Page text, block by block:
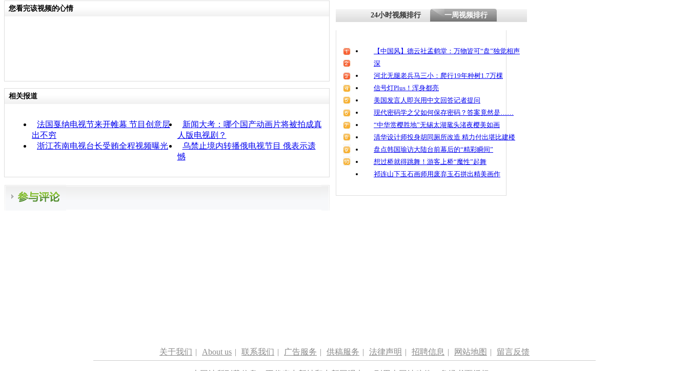
您看完该视频的心情
相关报道
法国戛纳电视节来开帷幕 节目创意层
出不穷
新闻大考：哪个国产动画片将被拍成真
人版电视剧？
浙江苍南电视台长受贿全程视频曝光
乌禁止境内转播俄电视节目 俄表示遗
憾
24小时视频排行 一周视频排行
【中国风】德云社孟鹤堂：万物皆可“盘”独觉相声
深
河北无腿老兵马三小：爬行19年种树1.7万棵
信号灯Plus！浑身都亮
美国发言人即兴用中文回答记者提问
现代密码学之父如何保存密码？答案竟然是……
“中华赏樱胜地”无锡太湖鼋头渚夜樱美如画
清华设计师投身胡同厕所改造 精力付出堪比建楼
盘点韩国瑜访大陆台前幕后的“精彩瞬间”
想过桥就得跳舞！游客上桥“魔性”起舞
祁连山下玉石画师用废弃玉石拼出精美画作
关于我们 | About us | 联系我们 | 广告服务 | 供稿服务 | 法律声明 | 招聘信息 | 网站地图 | 留言反馈